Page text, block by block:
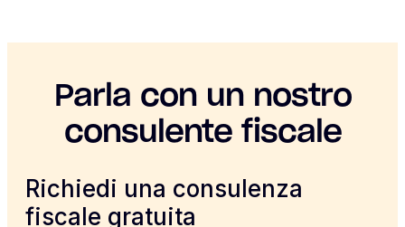
Parla con un nostro
consulente fiscale
Richiedi una consulenza
fiscale gratuita